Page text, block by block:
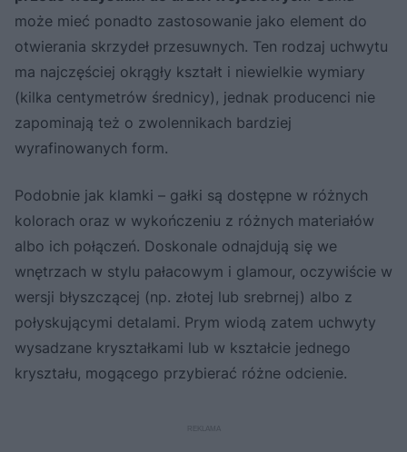
może mieć ponadto zastosowanie jako element do
otwierania skrzydeł przesuwnych. Ten rodzaj uchwytu
ma najczęściej okrągły kształt i niewielkie wymiary
(kilka centymetrów średnicy), jednak producenci nie
zapominają też o zwolennikach bardziej
wyrafinowanych form.
Podobnie jak klamki – gałki są dostępne w różnych
kolorach oraz w wykończeniu z różnych materiałów
albo ich połączeń. Doskonale odnajdują się we
wnętrzach w stylu pałacowym i glamour, oczywiście w
wersji błyszczącej (np. złotej lub srebrnej) albo z
połyskującymi detalami. Prym wiodą zatem uchwyty
wysadzane kryształkami lub w kształcie jednego
kryształu, mogącego przybierać różne odcienie.